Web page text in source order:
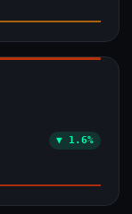
▼ 1.6%